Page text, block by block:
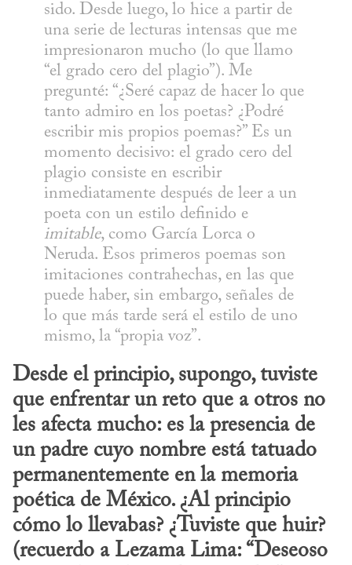
sido. Desde luego, lo hice a partir de
una serie de lecturas intensas que me
impresionaron mucho (lo que llamo
“el grado cero del plagio”). Me
pregunté: “¿Seré capaz de hacer lo que
tanto admiro en los poetas? ¿Podré
escribir mis propios poemas?” Es un
momento decisivo: el grado cero del
plagio consiste en escribir
inmediatamente después de leer a un
imitable, como García Lorca o
Neruda. Esos primeros poemas son
imitaciones contrahechas, en las que
puede haber, sin embargo, señales de
lo que más tarde será el estilo de uno
mismo, la “propia voz”.
Desde el principio, supongo, tuviste
que enfrentar un reto que a otros no
les afecta mucho: es la presencia de
un padre cuyo nombre está tatuado
permanentemente en la memoria
poética de México. ¿Al principio
cómo lo llevabas? ¿Tuviste que huir?
(recuerdo a Lezama Lima: “Deseoso